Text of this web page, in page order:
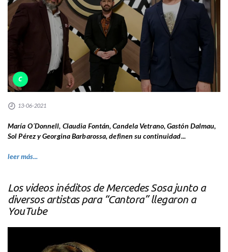
C
13-06-2021
María O´Donnell, Claudia Fontán, Candela Vetrano, Gastón Dalmau,
Sol Pérez y Georgina Barbarossa, definen su continuidad...
leer más...
Los videos inéditos de Mercedes Sosa junto a
diversos artistas para “Cantora” llegaron a
YouTube